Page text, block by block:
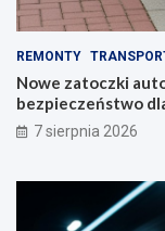
REMONTY
Nowe zatoczki
bezpieczeństwo
7 sierpnia 2026